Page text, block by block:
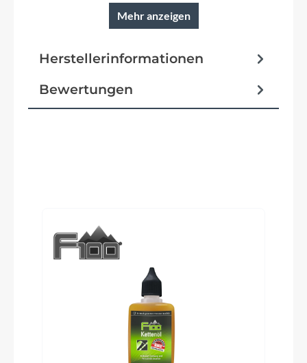
Reifen
SKS A55K 55mm black matt
KTM 28" adjustable
Vorbau
KTM Adjust 0-60° ICR
Rahmentyp
Tiefeinstieg
Mehr anzeigen
Herstellerinformationen
Bewertungen